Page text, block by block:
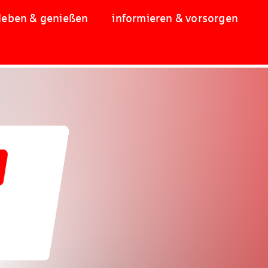
& genießen informieren & vorsorgen